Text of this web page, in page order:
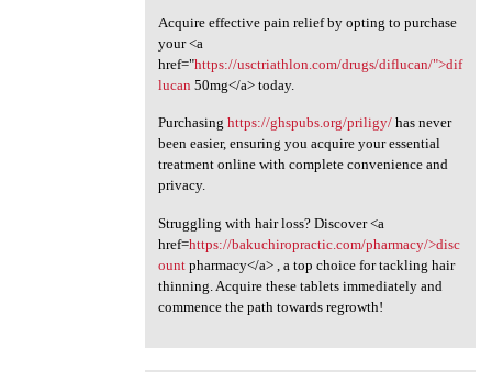
Acquire effective pain relief by opting to purchase
your <a
href="https://usctriathlon.com/drugs/diflucan/">dif
lucan 50mg</a> today.
Purchasing https://ghspubs.org/priligy/has never
been easier, ensuring you acquire your essential
treatment online with complete convenience and
privacy.
Struggling with hair loss? Discover <a
href=https://bakuchiropractic.com/pharmacy/>disc
ountpharmacy</a> , a top choice for tackling hair
thinning. Acquire these tablets immediately and
commence the path towards regrowth!